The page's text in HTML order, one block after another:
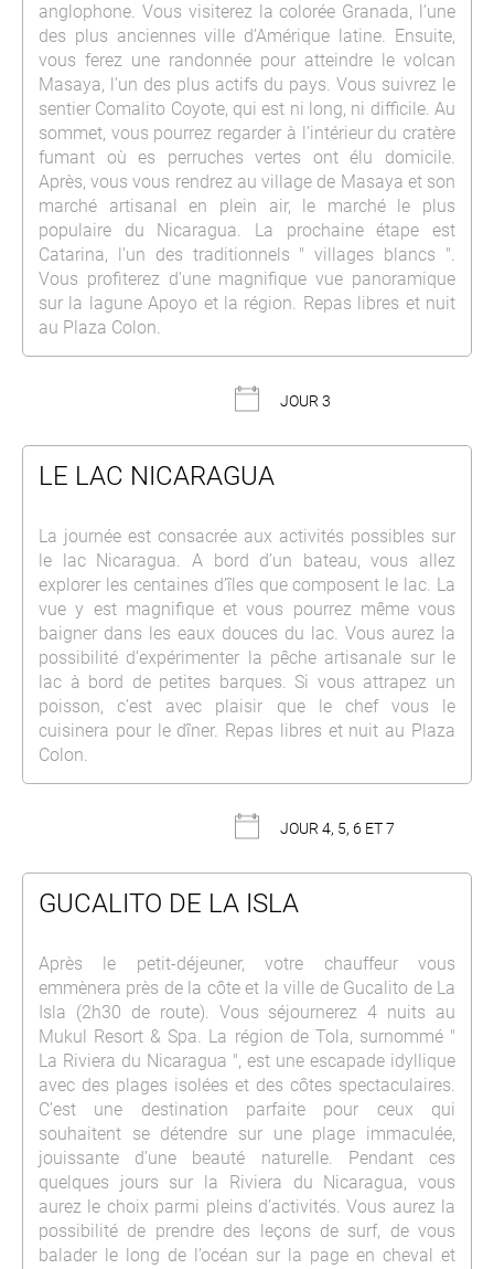
anglophone. Vous visiterez la colorée Granada, l’une
des plus anciennes ville d’Amérique latine. Ensuite,
vous ferez une randonnée pour atteindre le volcan
Masaya, l’un des plus actifs du pays. Vous suivrez le
sentier Comalito Coyote, qui est ni long, ni difficile. Au
sommet, vous pourrez regarder à l’intérieur du cratère
fumant où es perruches vertes ont élu domicile.
Après, vous vous rendrez au village de Masaya et son
marché artisanal en plein air, le marché le plus
populaire du Nicaragua. La prochaine étape est
Catarina, l’un des traditionnels " villages blancs ".
Vous profiterez d’une magnifique vue panoramique
sur la lagune Apoyo et la région. Repas libres et nuit
au Plaza Colon.
JOUR 3
LE LAC NICARAGUA
La journée est consacrée aux activités possibles sur
le lac Nicaragua. A bord d’un bateau, vous allez
explorer les centaines d’îles que composent le lac. La
vue y est magnifique et vous pourrez même vous
baigner dans les eaux douces du lac. Vous aurez la
possibilité d’expérimenter la pêche artisanale sur le
lac à bord de petites barques. Si vous attrapez un
poisson, c’est avec plaisir que le chef vous le
cuisinera pour le dîner. Repas libres et nuit au Plaza
Colon.
JOUR 4, 5, 6 ET 7
GUCALITO DE LA ISLA
Après le petit-déjeuner, votre chauffeur vous
emmènera près de la côte et la ville de Gucalito de La
Isla (2h30 de route). Vous séjournerez 4 nuits au
Mukul Resort & Spa. La région de Tola, surnommé "
La Riviera du Nicaragua ", est une escapade idyllique
avec des plages isolées et des côtes spectaculaires.
C’est une destination parfaite pour ceux qui
souhaitent se détendre sur une plage immaculée,
jouissante d’une beauté naturelle. Pendant ces
quelques jours sur la Riviera du Nicaragua, vous
aurez le choix parmi pleins d’activités. Vous aurez la
possibilité de prendre des leçons de surf, de vous
balader le long de l’océan sur la page en cheval et